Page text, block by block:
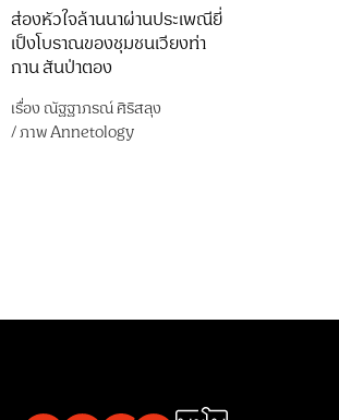
ส่องหัวใจล้านนาผ่านประเพณียี่
เป็งโบราณของชุมชนเวียงท่า
กาน สันป่าตอง
เรื่องณัฐฐาภรณ์ ศิริสลุง
/ภาพAnnetology